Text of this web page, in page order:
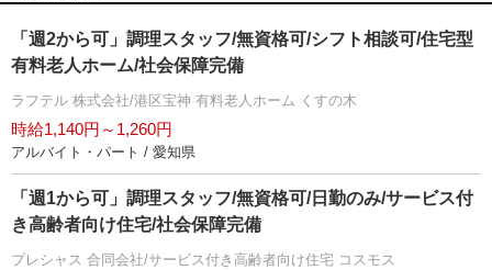
「週2から可」調理スタッフ/無資格可/シフト相談可/住宅型
有料老人ホーム/社会保障完備
ラフテル 株式会社/港区宝神 有料老人ホーム くすの木
時給1,140円～1,260円
アルバイト・パート / 愛知県
「週1から可」調理スタッフ/無資格可/日勤のみ/サービス付
き高齢者向け住宅/社会保障完備
プレシャス 合同会社/サービス付き高齢者向け住宅 コスモス